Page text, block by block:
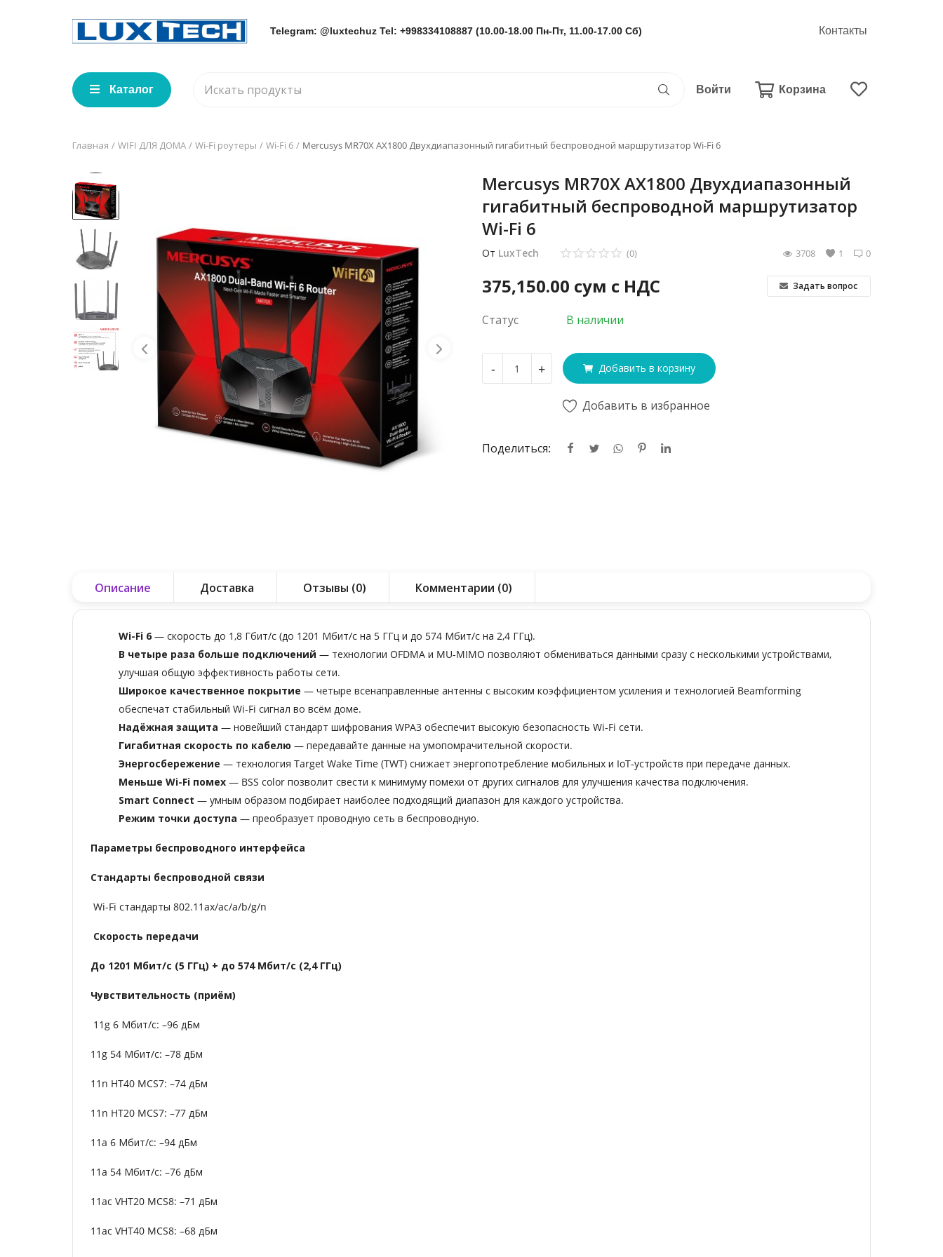
Telegram: @luxtechuz Tel: +998334108887 (10.00-18.00 Пн-Пт, 11.00-17.00 Сб) Контакты
Каталог Войти Корзина
Главная WIFI ДЛЯ ДОМА Wi-Fi роутеры Wi-Fi 6 Mercusys MR70X AX1800 Двухдиапазонный гигабитный беспроводной маршрутизатор Wi-Fi 6
Mercusys MR70X AX1800 Двухдиапазонный
гигабитный беспроводной маршрутизатор
Wi-Fi 6
От LuxTech 0
(0) 1
3708
375,150.00 сум с НДС Задать вопрос
Статус В наличии
- + Добавить в корзину
Добавить в избранное
Поделиться:
Описание Доставка Отзывы (0) Комментарии (0)
Wi-Fi 6 — скорость до 1,8 Гбит/с (до 1201 Мбит/с на 5 ГГц и до 574 Мбит/с на 2,4 ГГц).
В четыре раза больше подключений — технологии OFDMA и MU-MIMO позволяют обмениваться данными сразу с несколькими устройствами,
улучшая общую эффективность работы сети.
Широкое качественное покрытие — четыре всенаправленные антенны с высоким коэффициентом усиления и технологией Beamforming
обеспечат стабильный Wi‑Fi сигнал во всём доме.
Надёжная защита — новейший стандарт шифрования WPA3 обеспечит высокую безопасность Wi‑Fi сети.
Гигабитная скорость по кабелю — передавайте данные на умопомрачительной скорости.
Энергосбережение — технология Target Wake Time (TWT) снижает энергопотребление мобильных и IoT‑устройств при передаче данных.
Меньше Wi-Fi помех — BSS color позволит свести к минимуму помехи от других сигналов для улучшения качества подключения.
Smart Connect — умным образом подбирает наиболее подходящий диапазон для каждого устройства.
Режим точки доступа — преобразует проводную сеть в беспроводную.
Параметры беспроводного интерфейса
Стандарты беспроводной связи
Wi-Fi стандарты 802.11ax/ac/a/b/g/n
Скорость передачи
До 1201 Мбит/с (5 ГГц) + до 574 Мбит/с (2,4 ГГц)
Чувствительность (приём)
11g 6 Мбит/с: –96 дБм
11g 54 Мбит/с: –78 дБм
11n HT40 MCS7: –74 дБм
11n HT20 MCS7: –77 дБм
11a 6 Мбит/с: –94 дБм
11a 54 Мбит/с: –76 дБм
11ac VHT20 MCS8: –71 дБм
11ac VHT40 MCS8: –68 дБм